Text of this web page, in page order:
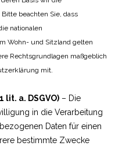
beachten Sie, dass
nationalen
Wohn- und Sitzland gelten
Rechtsgrundlagen maßgeblich
mit.
lit. a. DSGVO) – Die
in die Verarbeitung
Daten für einen
bestimmte Zwecke